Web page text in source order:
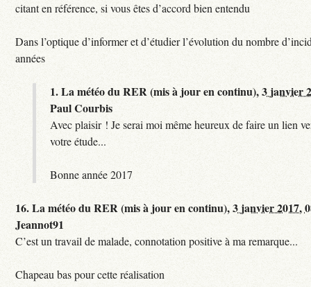
citant en référence, si vous êtes d’accord bien entendu
Dans l’optique d’informer et d’étudier l’évolution du nombre
années
1.La météo du RER (mis à jour en continu),3 janvier
Paul Courbis
Avec plaisir ! Je serai moi même heureux de faire un lien
votre étude...
Bonne année 2017
16.La météo du RER (mis à jour en continu),3 janvier 2017,
Jeannot91
C’est un travail de malade, connotation positive à ma remarque...
Chapeau bas pour cette réalisation